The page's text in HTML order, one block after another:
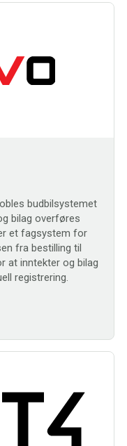
budbilsystemet
bilag overføres
et fagsystem for
fra bestilling til
at inntekter og bilag
registrering.